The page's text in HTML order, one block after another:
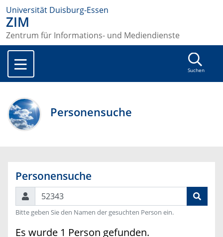
Universität Duisburg-Essen
ZIM
Zentrum für Informations- und Mediendienste
Suchen
Personensuche
Personensuche
Suchen
Bitte geben Sie den Namen der gesuchten Person ein.
Es wurde 1 Person gefunden.